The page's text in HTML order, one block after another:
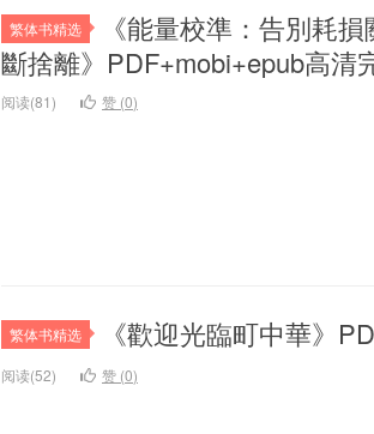
繁体书精选
《能量校準：告別耗
斷捨離》PDF+mobi+epub高清
阅读(81)
赞 (0)
繁体书精选 《歡迎光臨町中華》
阅读(52)
赞 (0)